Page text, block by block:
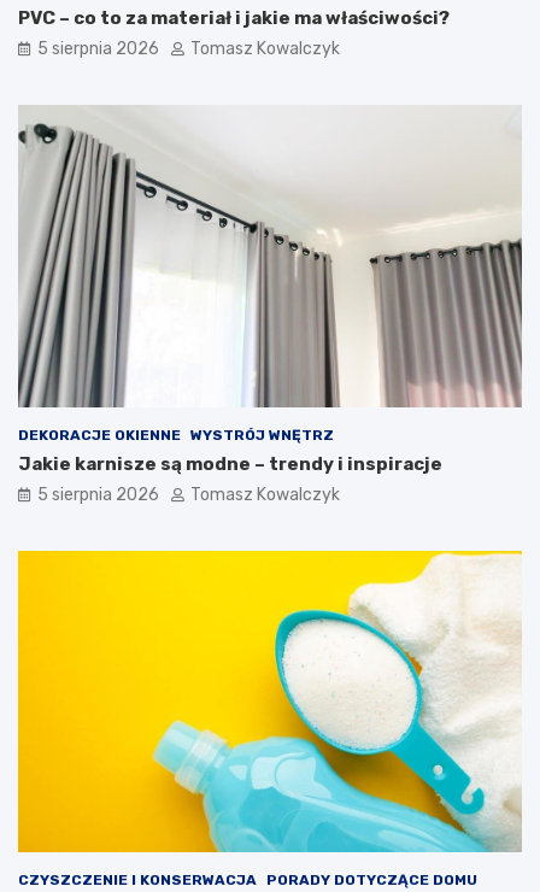
PVC – co to za materiał i jakie ma właściwości?
5 sierpnia 2026 Tomasz Kowalczyk
DEKORACJE OKIENNE WYSTRÓJ WNĘTRZ
Jakie karnisze są modne – trendy i inspiracje
5 sierpnia 2026 Tomasz Kowalczyk
CZYSZCZENIE I KONSERWACJA PORADY DOTYCZĄCE DOMU